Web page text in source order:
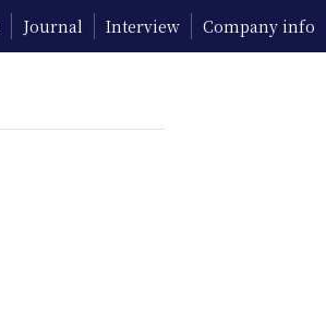
Journal Interview Company info